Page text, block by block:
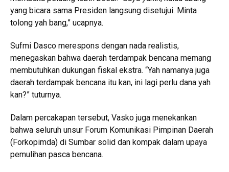
yang bicara sama Presiden langsung disetujui. Minta
tolong yah bang,” ucapnya.
Sufmi Dasco merespons dengan nada realistis,
menegaskan bahwa daerah terdampak bencana memang
membutuhkan dukungan fiskal ekstra. “Yah namanya juga
daerah terdampak bencana itu kan, ini lagi perlu dana yah
kan?” tuturnya.
Dalam percakapan tersebut, Vasko juga menekankan
bahwa seluruh unsur Forum Komunikasi Pimpinan Daerah
(Forkopimda) di Sumbar solid dan kompak dalam upaya
pemulihan pasca bencana.